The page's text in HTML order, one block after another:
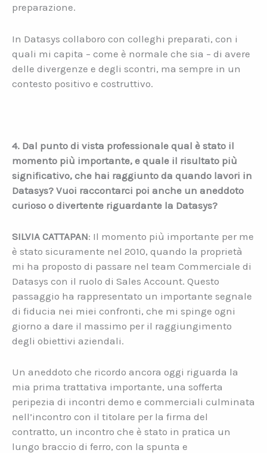
preparazione.
In Datasys collaboro con colleghi preparati, con i
quali mi capita – come è normale che sia – di avere
delle divergenze e degli scontri, ma sempre in un
contesto positivo e costruttivo.
4. Dal punto di vista professionale qual è stato il
momento più importante, e quale il risultato più
significativo, che hai raggiunto da quando lavori in
Datasys? Vuoi raccontarci poi anche un aneddoto
curioso o divertente riguardante la Datasys?
SILVIA CATTAPAN: Il momento più importante per me
è stato sicuramente nel 2010, quando la proprietà
mi ha proposto di passare nel team Commerciale di
Datasys con il ruolo di Sales Account. Questo
passaggio ha rappresentato un importante segnale
di fiducia nei miei confronti, che mi spinge ogni
giorno a dare il massimo per il raggiungimento
degli obiettivi aziendali.
Un aneddoto che ricordo ancora oggi riguarda la
mia prima trattativa importante, una sofferta
peripezia di incontri demo e commerciali culminata
nell’incontro con il titolare per la firma del
contratto, un incontro che è stato in pratica un
lungo braccio di ferro, con la spunta e